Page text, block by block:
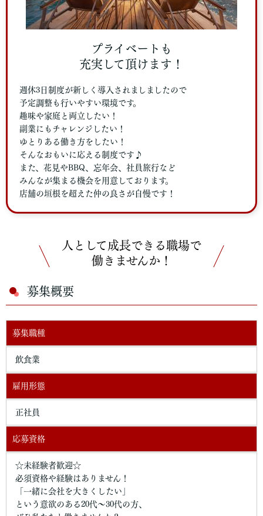
プライベートも
充実して頂けます！
週休3日制度が新しく導入されましましたので
予定調整も行いやすい環境です。
趣味や家庭と両立したい！
副業にもチャレンジしたい！
ゆとりある働き方をしたい！
そんなおもいに応える制度です♪
また、花見やBBQ、忘年会、社員旅行など
みんなが集まる機会を用意しております。
店舗の垣根を超えた仲の良さが自慢です！
人として成長できる職場で
働きませんか！
募集概要
募集職種
飲食業
雇用形態
正社員
応募資格
☆未経験者歓迎☆
必須資格や経験はありません！
「一緒に会社を大きくしたい」
という意欲のある20代〜30代の方、